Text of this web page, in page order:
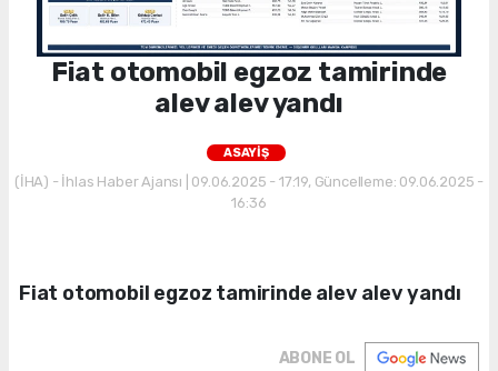
Fiat otomobil egzoz tamirinde
alev alev yandı
ASAYİŞ
(İHA) - İhlas Haber Ajansı | 09.06.2025 - 17:19, Güncelleme: 09.06.2025 -
16:36
Fiat otomobil egzoz tamirinde alev alev yandı
ABONE OL